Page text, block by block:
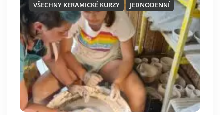
VŠECHNY KERAMICKÉ KURZY JEDNODENNÍ